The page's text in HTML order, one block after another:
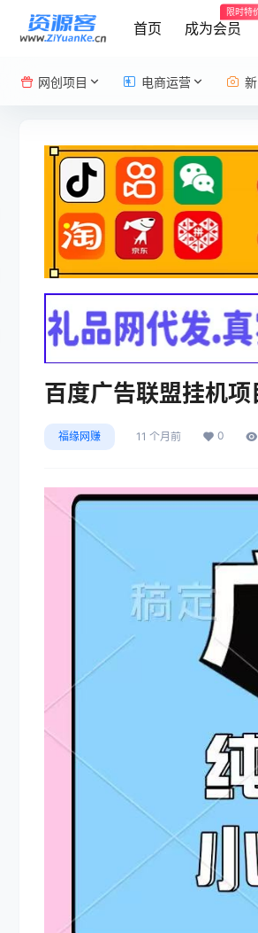
首页 成为会员
限时特
网创项目 电商运营
百度广告联盟挂机
福缘网赚 11 个月前 0